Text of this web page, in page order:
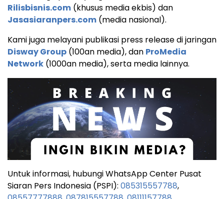
Rilisbisnis.com (khusus media ekbis) dan
Jasasiaranpers.com (media nasional).
Kami juga melayani publikasi press release di jaringan
Disway Group (100an media), dan ProMedia
Network (1000an media), serta media lainnya.
Untuk informasi, hubungi WhatsApp Center Pusat
Siaran Pers Indonesia (PSPI): 085315557788,